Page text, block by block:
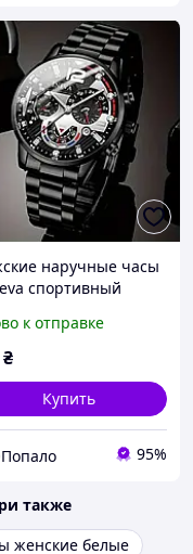
наручные часы
спортивный
(Ø 4.2 см)
к отправке
₴
Купить
95%
также
женские белые